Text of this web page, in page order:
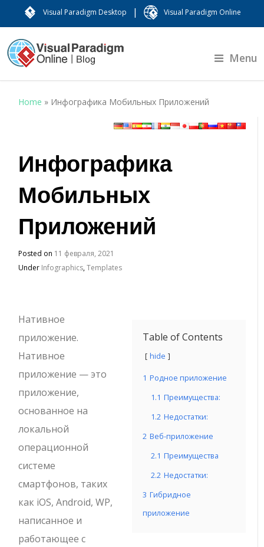
Visual Paradigm Desktop | Visual Paradigm Online
Menu
Home » Инфографика Мобильных Приложений
Инфографика
Мобильных
Приложений
Posted on 11 февраля, 2021
Under Infographics,Templates
Table of Contents
hide
1 Родное приложение
1.1 Преимущества:
1.2 Недостатки:
2 Веб-приложение
2.1 Преимущества
2.2 Недостатки:
3 Гибридное
приложение
Нативное
приложение.
Нативное
приложение — это
приложение,
основанное на
локальной
операционной
системе
смартфонов, таких
как iOS, Android, WP,
написанное и
работающее с